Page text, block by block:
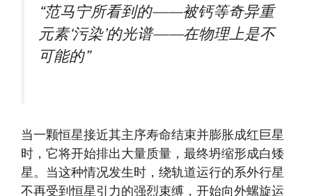
“范马宁所看到的——被钙等奇异重
元素‘污染’的光谱——在物理上是不
可能的”
当一颗恒星接近其主序寿命结束并膨胀成红巨星
时，它将开始排出大量质量，最终坍缩形成白矮
星。当这种情况发生时，绕轨道运行的系外行星
不再受到恒星引力的强烈束缚，开始向外螺旋运